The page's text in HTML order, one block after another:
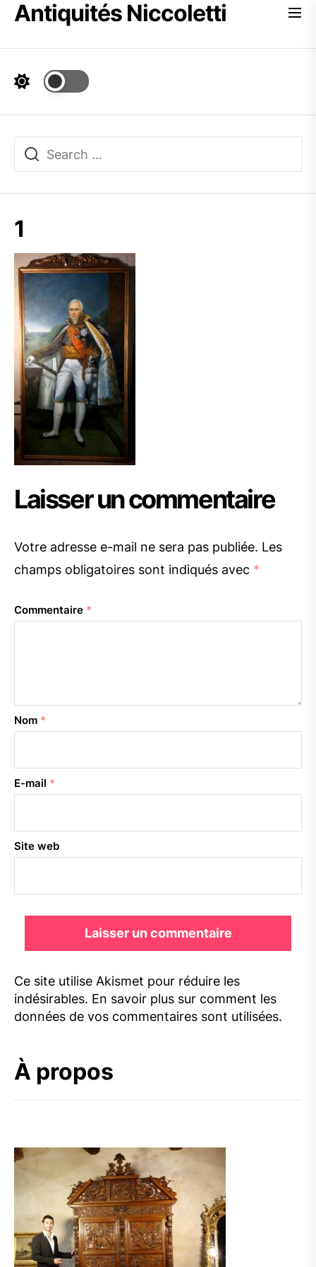
SkipAntiquités Niccoletti
1
Laisser un commentaire
Votre adresse e-mail ne sera pas publiée. Les
champs obligatoires sont indiqués avec *
Commentaire *
Nom *
E-mail *
Site web
Ce site utilise Akismet pour réduire les
indésirables. En savoir plus sur comment les
données de vos commentaires sont utilisées.
À propos